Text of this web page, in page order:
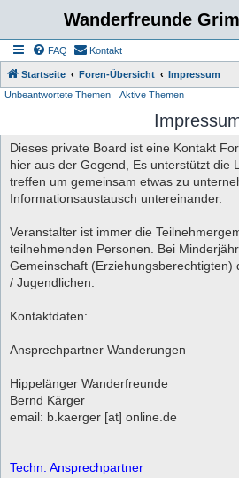
Wanderfreunde
FAQ Kontakt
Startseite Foren-Übersicht Impressum
Unbeantwortete Themen Aktive Themen
Dieses private Board ist eine Kontakt
hier aus der Gegend, Es unterstützt die
treffen um gemeinsam etwas zu
Informationsaustausch untereinander.
Veranstalter ist immer die
teilnehmenden Personen. Bei
Gemeinschaft (Erziehungsberechtigten)
/ Jugendlichen.
Kontaktdaten:
Ansprechpartner Wanderungen
Hippelänger Wanderfreunde
Bernd Kärger
email: b.kaerger [at] online.de
Techn. Ansprechpartner